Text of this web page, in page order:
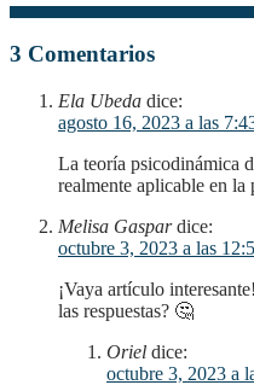
3 Comentarios
Ela Ubeda dice:
agosto 16, 2023 a las
La teoría psicodinámica de Freud es interesante, pero ¿es
realmente aplicable en la
Melisa Gaspar dice:
octubre 3, 2023 a las
¡Vaya artículo interesante! Pero, ¿de verdad Freud tenía todas
las respuestas? 🤔
Oriel dice:
octubre 3, 2023 a